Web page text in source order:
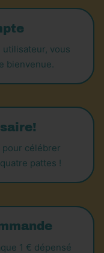
vous
bienvenue.
pour célébrer
pattes !
1 € dépensé